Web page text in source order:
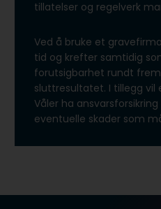
tillatelser og regelverk
Ved å bruke et
tid og krefter samtidig
forutsigbarhet rundt
sluttresultatet. I tillegg vil
Våler ha
eventuelle skader som